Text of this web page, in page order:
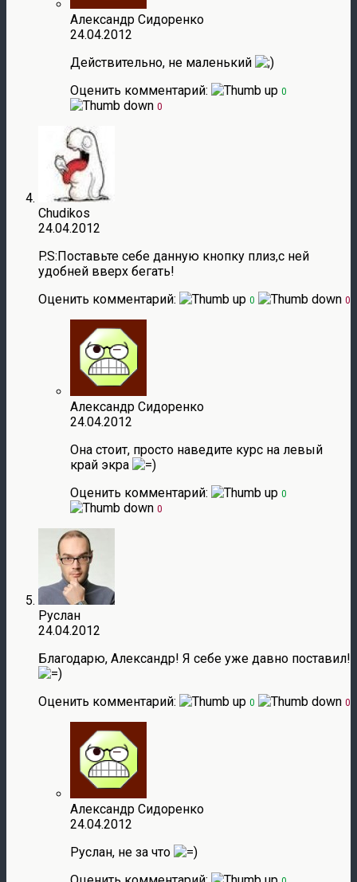
Александр Сидоренко
24.04.2012
Действительно, не маленький
Оценить комментарий:
0
0
Chudikos
24.04.2012
P.S:Поставьте себе данную кнопку плиз,с ней
удобней вверх бегать!
Оценить комментарий:
0 0
Александр Сидоренко
24.04.2012
Она стоит, просто наведите курс на левый
край экра
Оценить комментарий:
0
0
Руслан
24.04.2012
Благодарю, Александр! Я себе уже давно поставил!
Оценить комментарий: 0 0
Александр Сидоренко
24.04.2012
Руслан, не за что